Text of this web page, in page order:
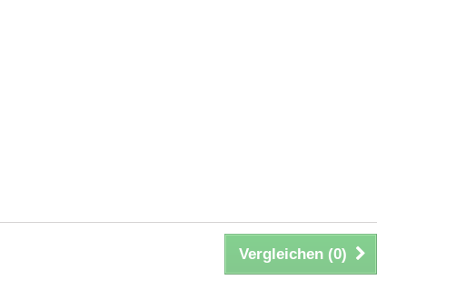
Vergleichen (0)